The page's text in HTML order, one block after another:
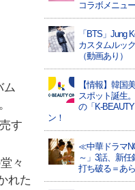
ム
す
々
れた
コラボメニュ
「BTS」Jung
カスタムルッ
（動画あり）
【情報】韓国
スポット誕生
の「K-
ン！
≪中華ドラマ
～」3話、新
打ち破る＝あ